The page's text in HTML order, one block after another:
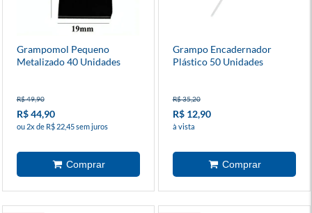
Grampomol Pequeno
Metalizado 40 Unidades
R$ 49,90
R$ 44,90
ou 2x de R$ 22,45 sem juros
Grampo Encadernador
Plástico 50 Unidades
R$ 35,20
R$ 12,90
à vista